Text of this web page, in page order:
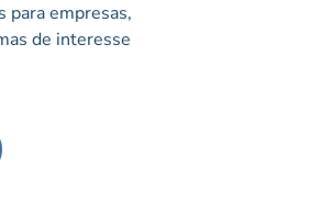
para empresas,
de interesse